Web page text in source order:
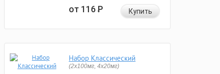
от 116Р Купить
Набор Классический
(2x100мг, 4x20мг)